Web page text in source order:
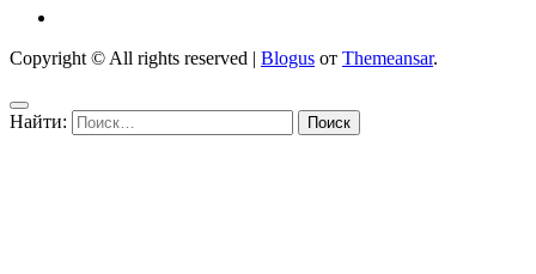
Copyright © All rights reserved | Blogus от Themeansar.
Найти: